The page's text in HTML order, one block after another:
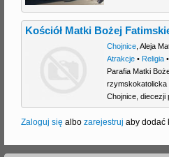
Kościół Matki Bożej
Chojnice, Aleja
Atrakcje• Religia•
Parafia Matki
rzymskokatolicka
Chojnice, diecezji
Zaloguj się albo zarejestruj aby dodać